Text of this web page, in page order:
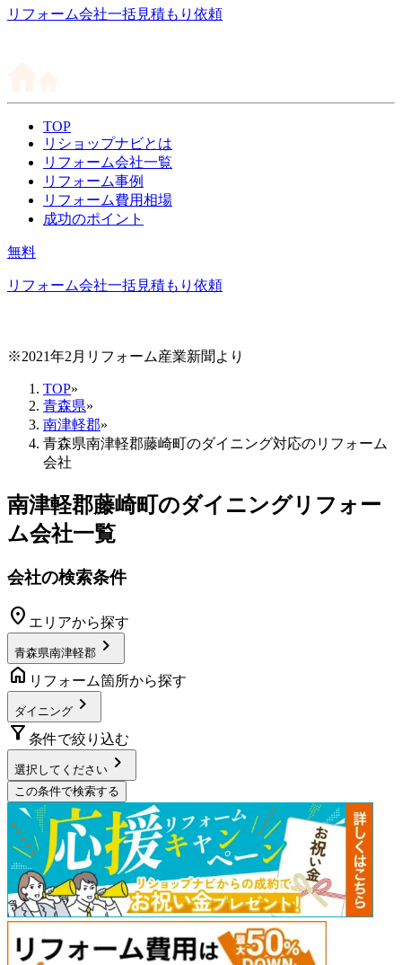
リフォーム会社一括見積もり依頼
TOP
リショップナビとは
リフォーム会社一覧
リフォーム事例
リフォーム費用相場
成功のポイント
無料
リフォーム会社一括見積もり依頼
※2021年2月リフォーム産業新聞より
TOP»
青森県»
南津軽郡»
青森県南津軽郡藤崎町のダイニング対応のリフォーム
会社
南津軽郡藤崎町のダイニングリフォー
ム会社一覧
会社の検索条件
location_on エリアから探す
青森県南津軽郡 chevron_right
home リフォーム箇所から探す
ダイニング chevron_right
filter_alt 条件で絞り込む
選択してください chevron_right
この条件で検索する